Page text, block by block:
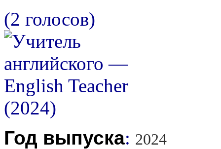
(2 голосов)
Год выпуска: 2024